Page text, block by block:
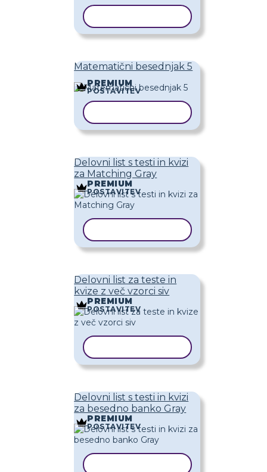
Matematični besednjak 5
PREMIUM
POSTAVITEV
Delovni list s testi in kvizi
za Matching Gray
PREMIUM
POSTAVITEV
Delovni list za teste in
kvize z več vzorci siv
PREMIUM
POSTAVITEV
Delovni list s testi in kvizi
za besedno banko Gray
PREMIUM
POSTAVITEV